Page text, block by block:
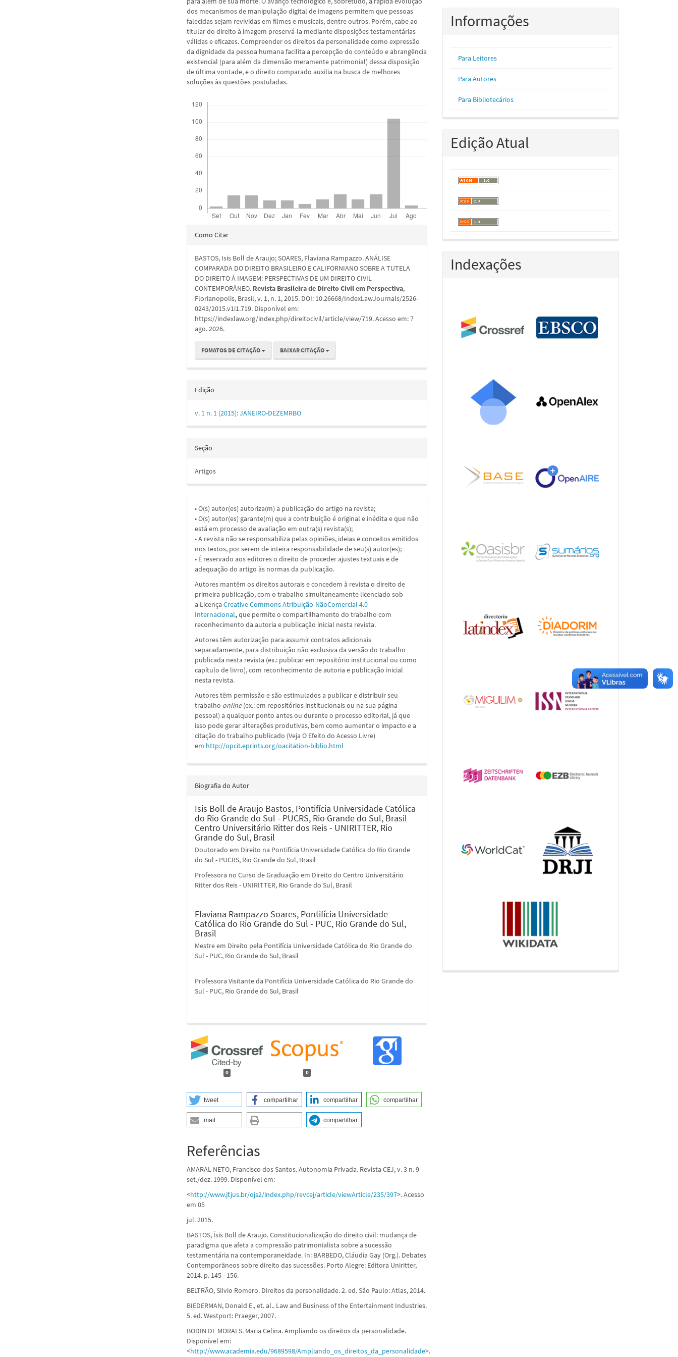
dos mecanismos de manipulação digital de imagens permitem que pessoas
falecidas sejam revividas em filmes e musicais, dentre outros. Porém, cabe ao
titular do direito à imagem preservá-la mediante disposições testamentárias
válidas e eficazes. Compreender os direitos da personalidade como expressão
da dignidade da pessoa humana facilita a percepção do conteúdo e abrangência
existencial (para além da dimensão meramente patrimonial) dessa disposição
de última vontade, e o direito comparado auxilia na busca de melhores
soluções às questões postuladas.
Detalhes
artigo
Como Citar
BASTOS, Isis Boll de Araujo; SOARES, Flaviana Rampazzo. ANÁLISE
COMPARADA DO DIREITO BRASILEIRO E CALIFORNIANO SOBRE A TUTELA
DO DIREITO À IMAGEM: PERSPECTIVAS DE UM DIREITO CIVIL
CONTEMPORÂNEO. Revista Brasileira de Direito Civil em Perspectiva,
Florianopolis, Brasil, v. 1, n. 1, 2015. DOI: 10.26668/IndexLawJournals/2526-
0243/2015.v1i1.719. Disponível em:
https://indexlaw.org/index.php/direitocivil/article/view/719. Acesso em: 7
ago. 2026.
FOMATOS DE CITAÇÃO BAIXAR CITAÇÃO
Edição
v. 1 n. 1 (2015): JANEIRO-DEZEMRBO
Seção
Artigos
• O(s) autor(es) autoriza(m) a publicação do artigo na revista;
• O(s) autor(es) garante(m) que a contribuição é original e inédita e que não
está em processo de avaliação em outra(s) revista(s);
• A revista não se responsabiliza pelas opiniões, ideias e conceitos emitidos
nos textos, por serem de inteira responsabilidade de seu(s) autor(es);
• É reservado aos editores o direito de proceder ajustes textuais e de
adequação do artigo às normas da publicação.
Autores mantêm os direitos autorais e concedem à revista o direito de
primeira publicação, com o trabalho simultaneamente licenciado sob
a LicençaCreative Commons Atribuição-NãoComercial 4.0
Internacional,que permite o compartilhamento do trabalho com
reconhecimento da autoria e publicação inicial nesta revista.
Autores têm autorização para assumir contratos adicionais
separadamente, para distribuição não exclusiva da versão do trabalho
publicada nesta revista (ex.: publicar em repositório institucional ou como
capítulo de livro), com reconhecimento de autoria e publicação inicial
nesta revista.
Autores têm permissão e são estimulados a publicar e distribuir seu
trabalho online(ex.: em repositórios institucionais ou na sua página
pessoal) a qualquer ponto antes ou durante o processo editorial, já que
isso pode gerar alterações produtivas, bem como aumentar o impacto e a
citação do trabalho publicado (Veja O Efeito do Acesso Livre)
em http://opcit.eprints.org/oacitation-biblio.html
Biografia do Autor
Isis Boll de Araujo Bastos, Pontifícia Universidade Católica
do Rio Grande do Sul - PUCRS, Rio Grande do Sul, Brasil
Centro Universitário Ritter dos Reis - UNIRITTER, Rio
Grande do Sul, Brasil
Doutorado em Direito na Pontifícia Universidade Católica do Rio Grande
do Sul - PUCRS, Rio Grande do Sul, Brasil
Professora no Curso de Graduação em Direito do Centro Universitário
Ritter dos Reis - UNIRITTER, Rio Grande do Sul, Brasil
Flaviana Rampazzo Soares, Pontifícia Universidade
Católica do Rio Grande do Sul - PUC, Rio Grande do Sul,
Brasil
Mestre em Direito pela Pontifícia Universidade Católica do Rio Grande do
Sul - PUC, Rio Grande do Sul, Brasil
Professora Visitante da Pontifícia Universidade Católica do Rio Grande do
Sul - PUC, Rio Grande do Sul, Brasil
0 0
tweet compartilhar compartilhar compartilhar
mail compartilhar
Referências
AMARAL NETO, Francisco dos Santos. Autonomia Privada. Revista CEJ, v. 3 n. 9
set./dez. 1999. Disponível em:
<http://www.jf.jus.br/ojs2/index.php/revcej/article/viewArticle/235/397>. Acesso
em 05
jul. 2015.
BASTOS, Ísis Boll de Araujo. Constitucionalização do direito civil: mudança de
paradigma que afeta a compressão patrimonialista sobre a sucessão
testamentária na contemporaneidade. In: BARBEDO, Cláudia Gay (Org.). Debates
Contemporâneos sobre direito das sucessões. Porto Alegre: Editora Uniritter,
2014. p. 145 - 156.
BELTRÃO, Silvio Romero. Direitos da personalidade. 2. ed. São Paulo: Atlas, 2014.
BIEDERMAN, Donald E., et. al.. Law and Business of the Entertainment Industries.
5. ed. Westport: Praeger, 2007.
BODIN DE MORAES. Maria Celina. Ampliando os direitos da personalidade.
Disponível em:
<http://www.academia.edu/9689598/Ampliando_os_direitos_da_personalidade>.
Informações
Para Leitores
Para Autores
Para Bibliotecários
Edição Atual
Indexações